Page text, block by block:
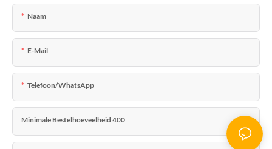
Naam
E-Mail
Telefoon/WhatsApp
Minimale Bestelhoeveelheid 400